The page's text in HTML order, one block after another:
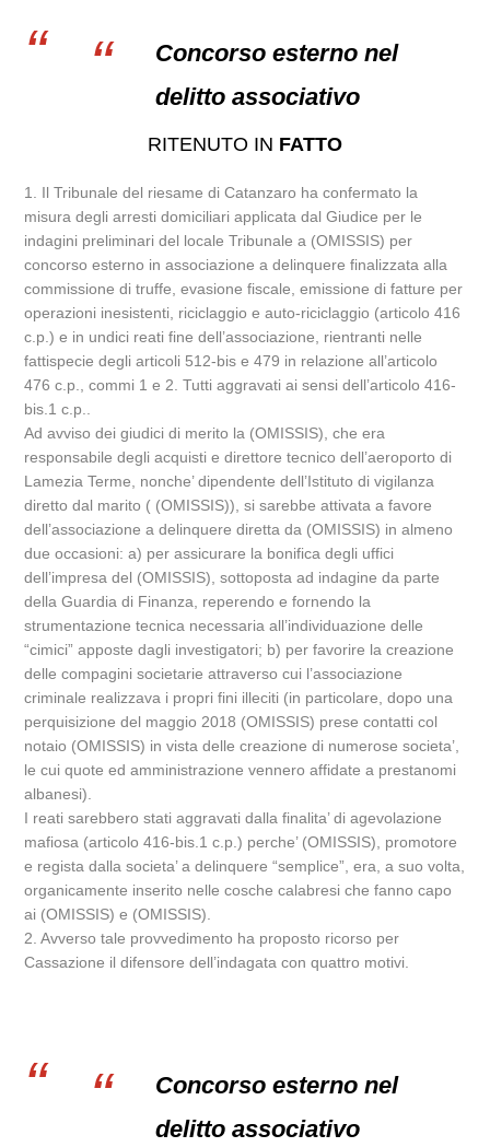
Concorso esterno nel
delitto associativo
RITENUTO IN FATTO
1. Il Tribunale del riesame di Catanzaro ha confermato la
misura degli arresti domiciliari applicata dal Giudice per le
indagini preliminari del locale Tribunale a (OMISSIS) per
concorso esterno in associazione a delinquere finalizzata alla
commissione di truffe, evasione fiscale, emissione di fatture per
operazioni inesistenti, riciclaggio e auto-riciclaggio (articolo 416
c.p.) e in undici reati fine dell’associazione, rientranti nelle
fattispecie degli articoli 512-bis e 479 in relazione all’articolo
476 c.p., commi 1 e 2. Tutti aggravati ai sensi dell’articolo 416-
bis.1 c.p..
Ad avviso dei giudici di merito la (OMISSIS), che era
responsabile degli acquisti e direttore tecnico dell’aeroporto di
Lamezia Terme, nonche’ dipendente dell’Istituto di vigilanza
diretto dal marito ( (OMISSIS)), si sarebbe attivata a favore
dell’associazione a delinquere diretta da (OMISSIS) in almeno
due occasioni: a) per assicurare la bonifica degli uffici
dell’impresa del (OMISSIS), sottoposta ad indagine da parte
della Guardia di Finanza, reperendo e fornendo la
strumentazione tecnica necessaria all’individuazione delle
“cimici” apposte dagli investigatori; b) per favorire la creazione
delle compagini societarie attraverso cui l’associazione
criminale realizzava i propri fini illeciti (in particolare, dopo una
perquisizione del maggio 2018 (OMISSIS) prese contatti col
notaio (OMISSIS) in vista delle creazione di numerose societa’,
le cui quote ed amministrazione vennero affidate a prestanomi
albanesi).
I reati sarebbero stati aggravati dalla finalita’ di agevolazione
mafiosa (articolo 416-bis.1 c.p.) perche’ (OMISSIS), promotore
e regista dalla societa’ a delinquere “semplice”, era, a suo volta,
organicamente inserito nelle cosche calabresi che fanno capo
ai (OMISSIS) e (OMISSIS).
2. Avverso tale provvedimento ha proposto ricorso per
Cassazione il difensore dell’indagata con quattro motivi.
Concorso esterno nel
delitto associativo